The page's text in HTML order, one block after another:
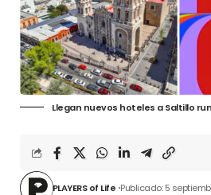
Llegan nuevos hoteles a Saltillo
PLAYERS of Life Publicado: 5